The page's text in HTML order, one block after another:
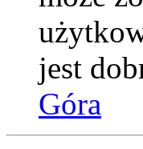
jest
Góra